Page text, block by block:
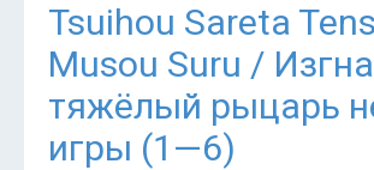
Tsuihou Sareta
Musou Suru /
тяжёлый рыцарь
игры (1—6)